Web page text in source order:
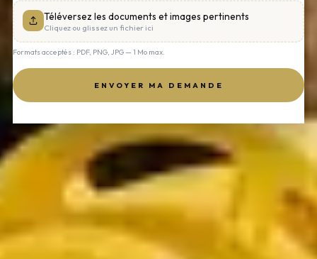
Téléversez les documents et images pertinents
Cliquez ou glissez un fichier ici
Formats acceptés : PDF, PNG, JPG — 1 Mo max.
ENVOYER MA DEMANDE